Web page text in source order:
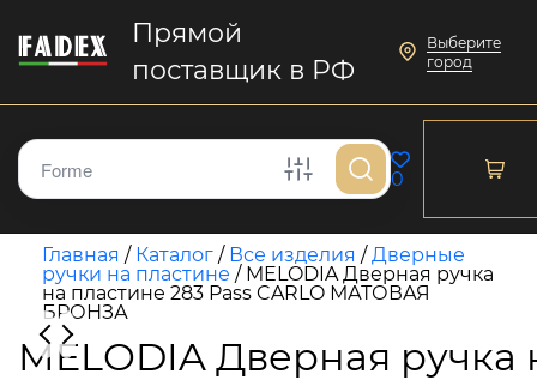
Прямой
поставщик в РФ
Выберите
город
0
Главная / Каталог / Все изделия /Дверные
ручки на пластине / MELODIA Дверная ручка
на пластине 283 Pass CARLO МАТОВАЯ
БРОНЗА
MELODIA Дверная